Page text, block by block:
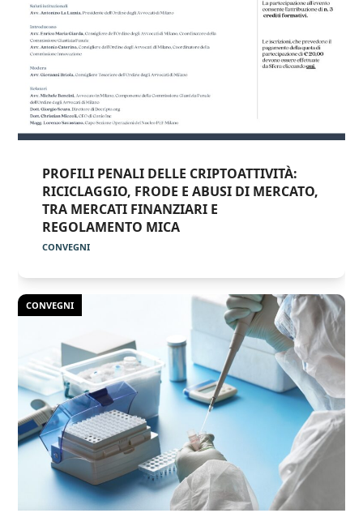
PROFILI PENALI DELLE CRIPTOATTIVITÀ:
RICICLAGGIO, FRODE E ABUSI DI MERCATO,
TRA MERCATI FINANZIARI E
REGOLAMENTO MICA
CONVEGNI
CONVEGNI